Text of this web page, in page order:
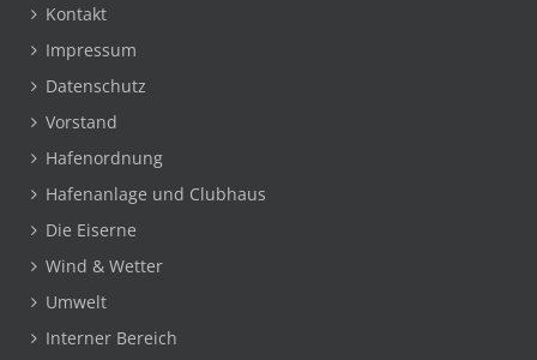
Kontakt
Impressum
Datenschutz
Vorstand
Hafenordnung
Hafenanlage und Clubhaus
Die Eiserne
Wind & Wetter
Umwelt
Interner Bereich